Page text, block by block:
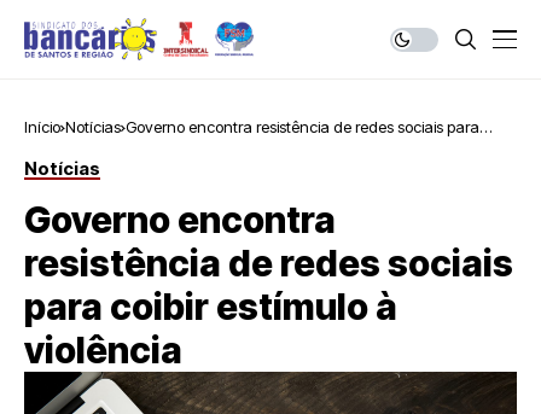
Início Notícias Governo encontra resistência de redes sociais para
Notícias
Governo encontra
resistência de redes sociais
para coibir estímulo à
violência